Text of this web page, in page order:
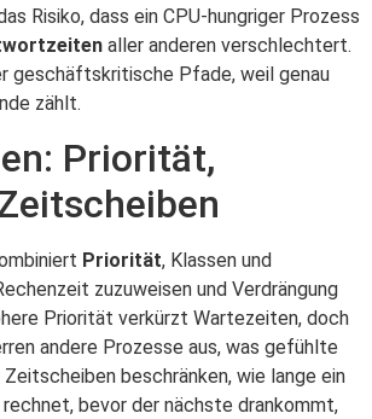
Risiko, dass ein CPU-hungriger Prozess
aller anderen verschlechtert.
geschäftskritische Pfade, weil genau
zählt.
Priorität,
Priorität, Klassen und
zuzuweisen und Verdrängung
Priorität verkürzt Wartezeiten, doch
andere Prozesse aus, was gefühlte
beschränken, wie lange ein
bevor der nächste drankommt,